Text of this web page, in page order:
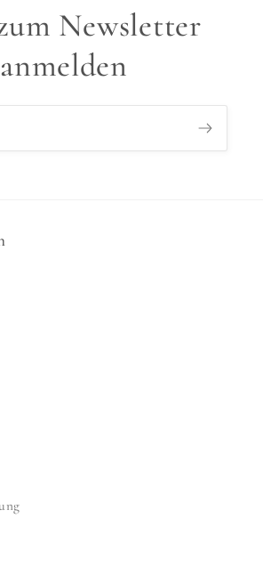
Newsletter
anmelden